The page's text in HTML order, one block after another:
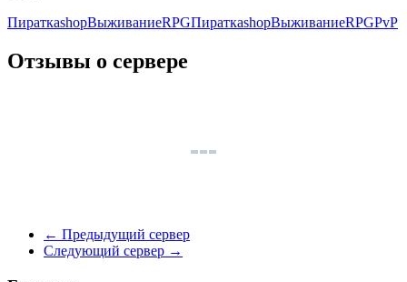
ПираткаshopВыживаниеRPGПираткаshopВыживаниеRPGPvP
Отзывы о сервере
← Предыдущий сервер
Следующий сервер →